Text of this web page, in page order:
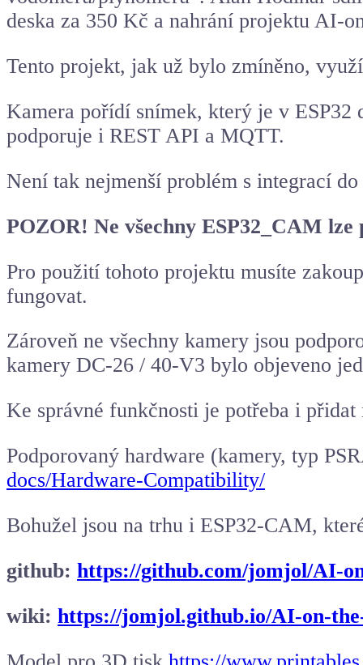
deska za 350 Kč a nahrání projektu AI-
Tento projekt, jak už bylo zmíněno,
Kamera pořídí snímek, který je v ESP32
podporuje i REST API a MQTT.
Není tak nejmenší problém s integrací do
POZOR! Ne všechny ESP32_CAM lze
Pro použití tohoto projektu musíte
fungovat.
Zároveň ne všechny kamery jsou
kamery DC-26 / 40-V3 bylo objeveno
Ke správné funkčnosti je potřeba i
Podporovaný hardware (kamery, typ
docs/Hardware-Compatibility/
Bohužel jsou na trhu i ESP32-CAM,
github: https://github.com/jomjol/AI-
wiki: https://jomjol.github.io/AI-on-